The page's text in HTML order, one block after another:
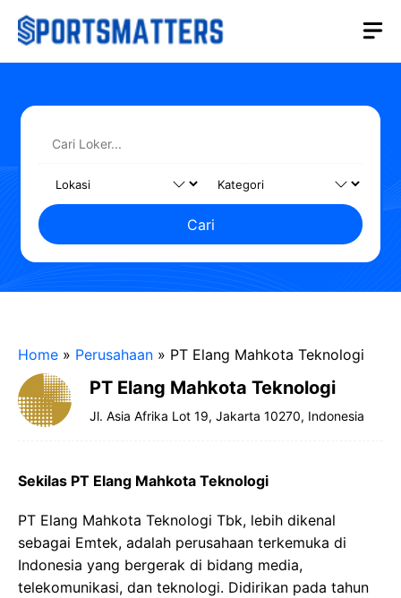
Langsung
Cari
Home » Perusahaan » PT Elang Mahkota Teknologi
PT Elang Mahkota Teknologi
Jl. Asia Afrika Lot 19, Jakarta 10270, Indonesia
Sekilas PT Elang Mahkota Teknologi
PT Elang Mahkota Teknologi Tbk, lebih dikenal
sebagai Emtek, adalah perusahaan terkemuka di
Indonesia yang bergerak di bidang media,
telekomunikasi, dan teknologi. Didirikan pada tahun